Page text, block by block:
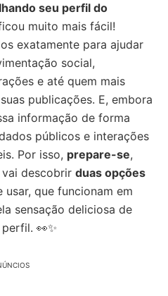
seu perfil do
muito mais fácil!
exatamente para ajudar
social,
e até quem mais
publicações. E, embora
informação de forma
públicos e interações
Por isso, prepare-se,
descobrir duas opções
usar, que funcionam em
sensação deliciosa de
👀✨